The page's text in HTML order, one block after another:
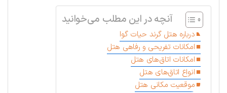
آنچه در این مطلب می‌خوانید
درباره هتل گرند حیات گوا
امکانات تفریحی و رفاهی هتل
امکانات اتاق‌های هتل
انواع اتاق‌های هتل
موقعیت مکانی هتل